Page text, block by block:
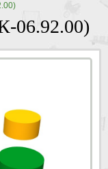
06.92.00)